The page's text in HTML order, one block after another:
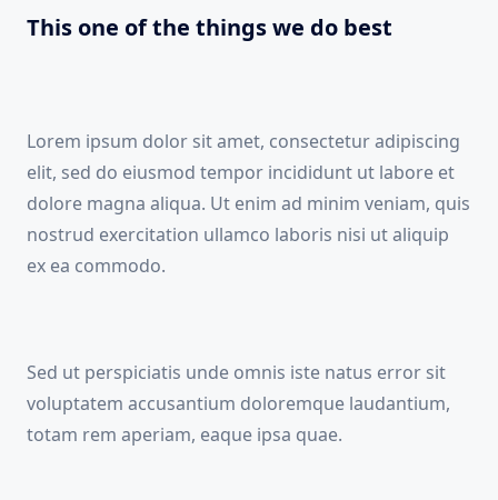
This one of the things we do best
Lorem ipsum dolor sit amet, consectetur adipiscing
elit, sed do eiusmod tempor incididunt ut labore et
dolore magna aliqua. Ut enim ad minim veniam, quis
nostrud exercitation ullamco laboris nisi ut aliquip
ex ea commodo.
Sed ut perspiciatis unde omnis iste natus error sit
voluptatem accusantium doloremque laudantium,
totam rem aperiam, eaque ipsa quae.